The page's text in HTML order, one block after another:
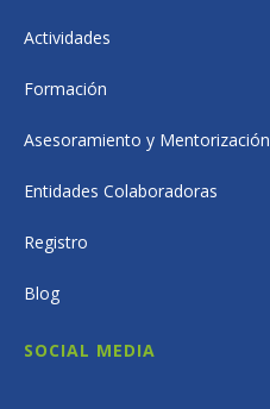
Actividades
Formación
Asesoramiento y Mentorización
Entidades Colaboradoras
Registro
Blog
SOCIAL MEDIA